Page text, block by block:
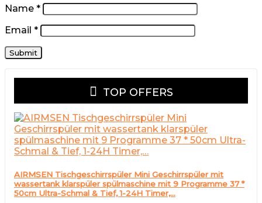
Name *
Email *
TOP OFFERS
AIRMSEN Tischgeschirrspüler Mini Geschirrspüler mit
wassertank klarspüler spülmaschine mit 9 Programme 37 *
50cm Ultra-Schmal & Tief, 1-24H Timer,…